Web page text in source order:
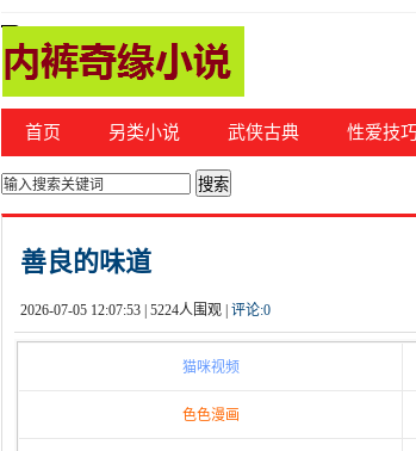
首页 另类小说 武侠古典 性爱技巧
你的位置： 首页>都市激情
善良的味道
2026-07-05 12:07:53 | 5224人围观 | 评论:0
猫咪视频
色色漫画